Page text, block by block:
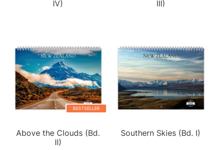
IV) III)
BESTSELLER
Above the Clouds (Bd.
II)
Southern Skies (Bd. I)